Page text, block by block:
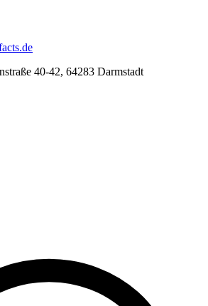
40-42, 64283 Darmstadt